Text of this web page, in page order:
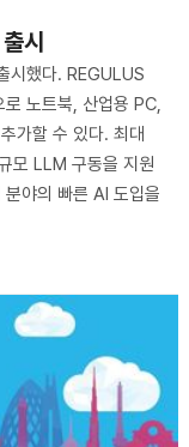
시
시했다. REGULUS
노트북, 산업용 PC,
가할 수 있다. 최대
모 LLM 구동을 지원
분야의 빠른 AI 도입을